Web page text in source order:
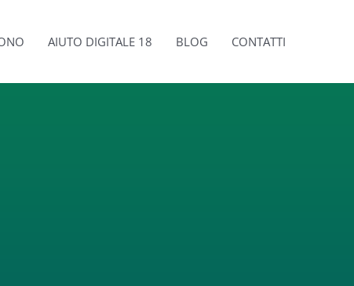
AIUTO DIGITALE 18 BLOG CONTATTI